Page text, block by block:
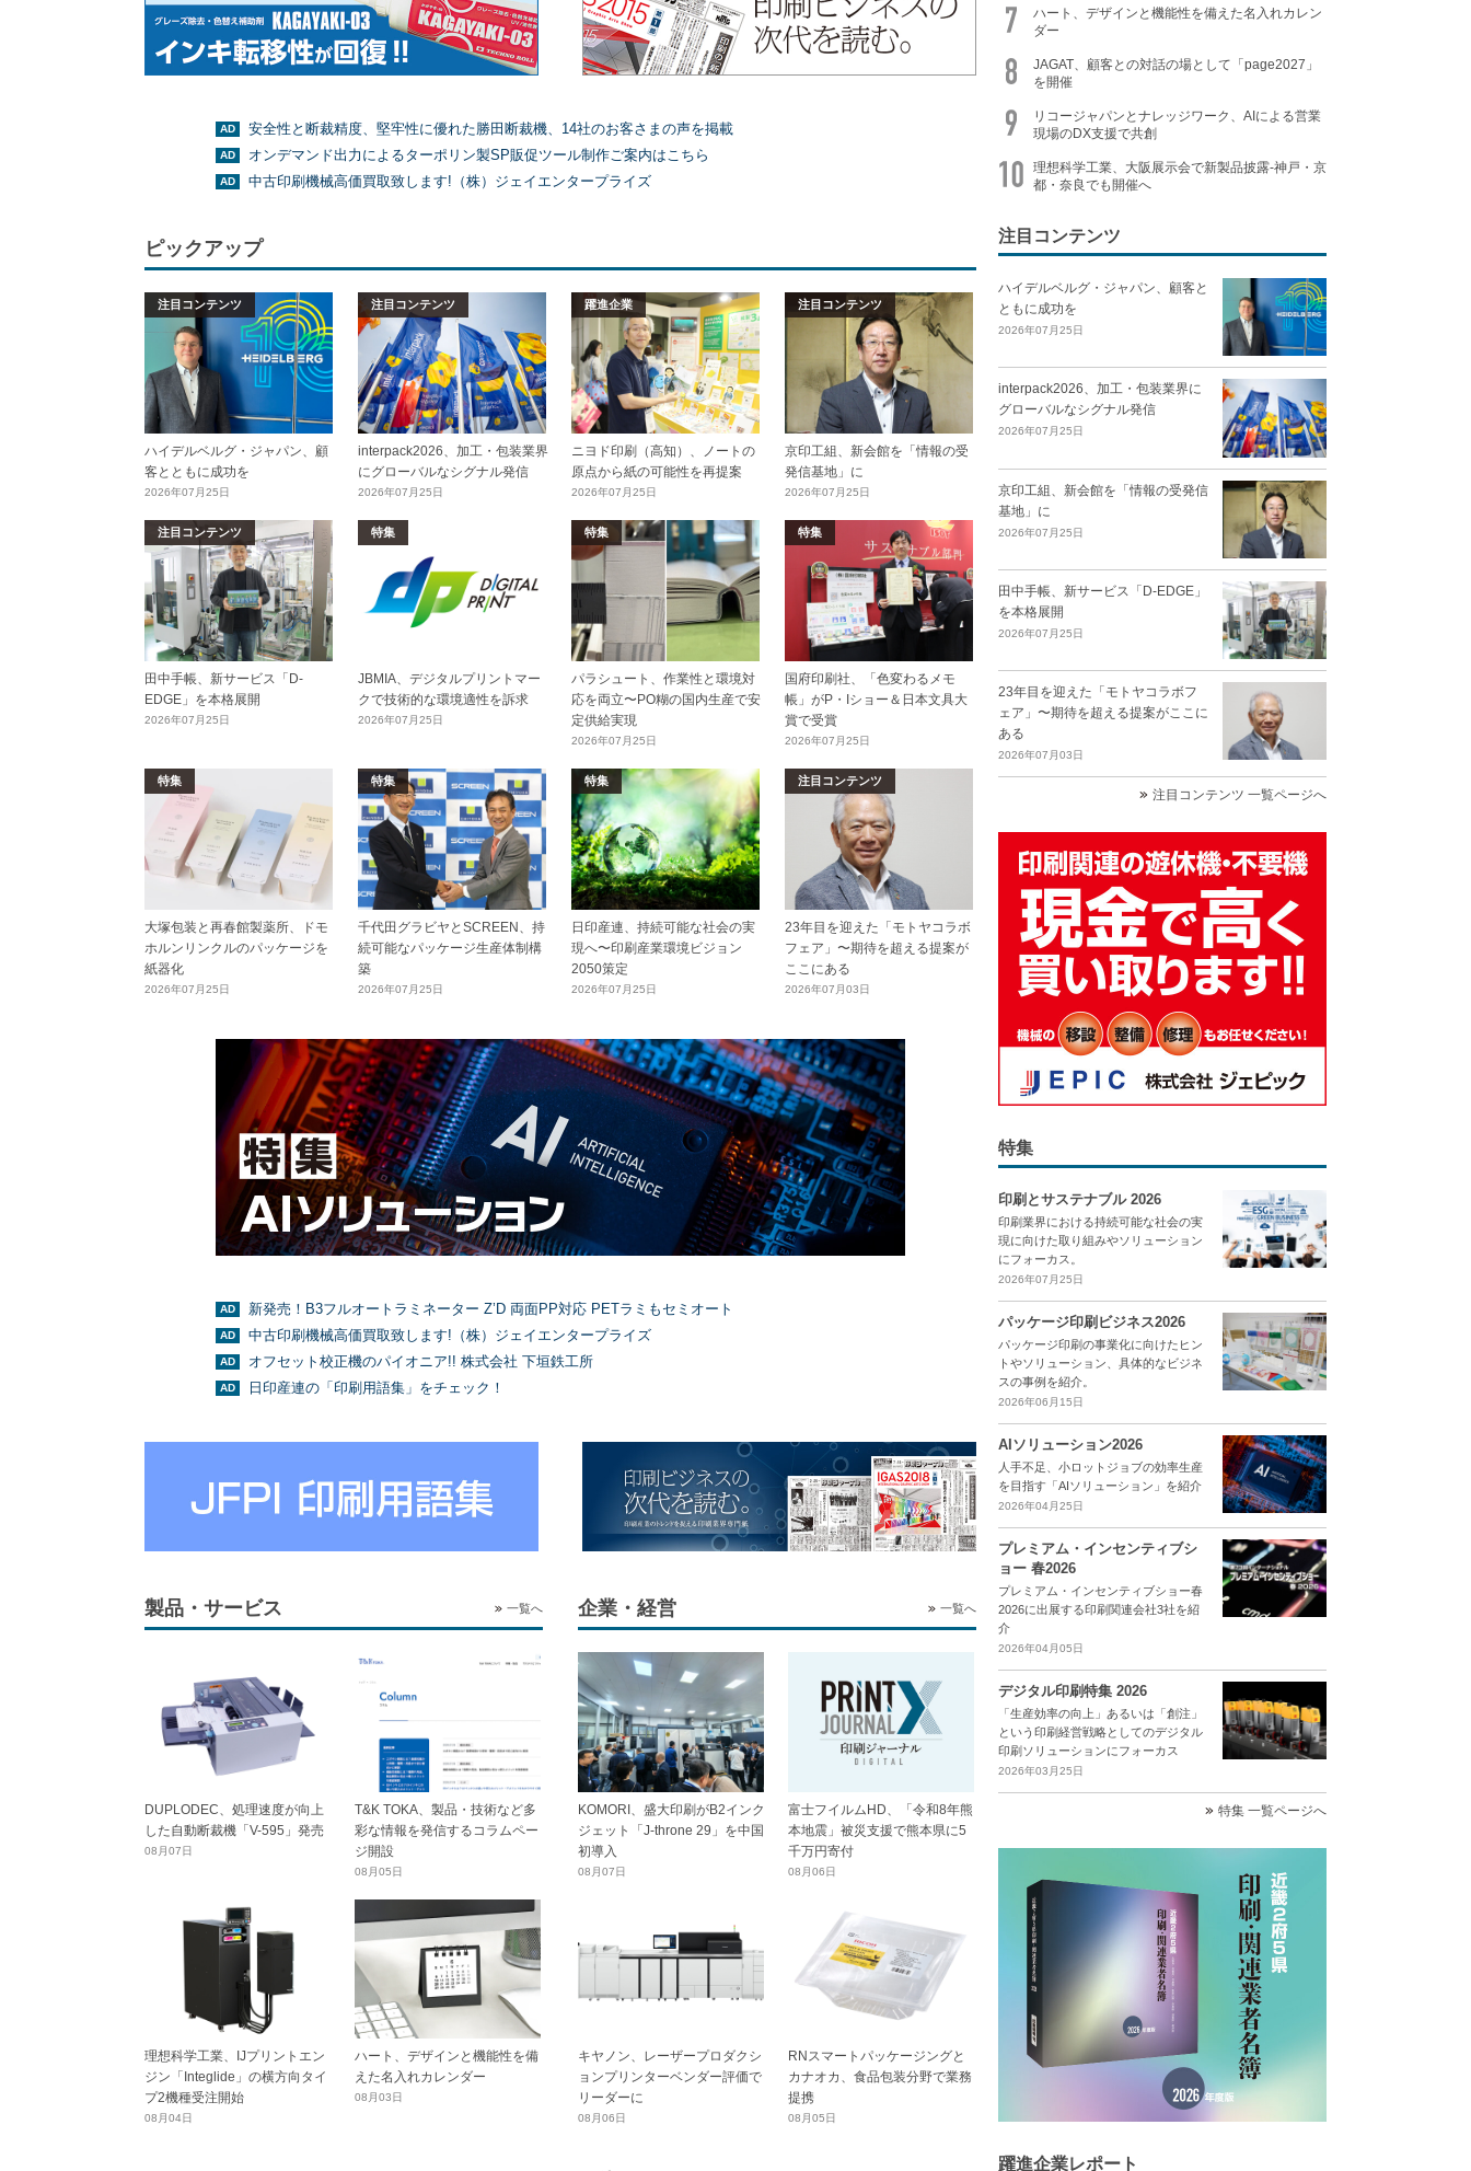
安全性と断裁精度、堅牢性に優れた勝田断裁機、14社のお客さまの声を掲載
オンデマンド出力によるターポリン製SP販促ツール制作ご案内はこちら
中古印刷機械高価買取致します!（株）ジェイエンタープライズ
ピックアップ
注目コンテンツ
ハイデルベルグ・ジャパン、顧
客とともに成功を
2026年07月25日
注目コンテンツ
interpack2026、加工・包装業界
にグローバルなシグナル発信
2026年07月25日
躍進企業
ニヨド印刷（高知）、ノートの
原点から紙の可能性を再提案
2026年07月25日
注目コンテンツ
京印工組、新会館を「情報の受
発信基地」に
2026年07月25日
注目コンテンツ
田中手帳、新サービス「D-
EDGE」を本格展開
2026年07月25日
特集
JBMIA、デジタルプリントマー
クで技術的な環境適性を訴求
2026年07月25日
特集
パラシュート、作業性と環境対
応を両立〜PO糊の国内生産で安
定供給実現
2026年07月25日
特集
国府印刷社、「色変わるメモ
帳」がP・Iショー＆日本文具大
賞で受賞
2026年07月25日
特集
大塚包装と再春館製薬所、ドモ
ホルンリンクルのパッケージを
紙器化
2026年07月25日
特集
千代田グラビヤとSCREEN、持
続可能なパッケージ生産体制構
築
2026年07月25日
特集
日印産連、持続可能な社会の実
現へ〜印刷産業環境ビジョン
2050策定
2026年07月25日
注目コンテンツ
23年目を迎えた「モトヤコラボ
フェア」〜期待を超える提案が
ここにある
2026年07月03日
新発売！B3フルオートラミネーター Z’D 両面PP対応 PETラミもセミオート
中古印刷機械高価買取致します!（株）ジェイエンタープライズ
オフセット校正機のパイオニア!! 株式会社 下垣鉄工所
日印産連の「印刷用語集」をチェック！
製品・サービス 一覧へ
DUPLODEC、処理速度が向上
した自動断裁機「V-595」発売
08月07日
T&K TOKA、製品・技術など多
彩な情報を発信するコラムペー
ジ開設
08月05日
理想科学工業、IJプリントエン
ジン「Integlide」の横方向タイ
プ2機種受注開始
08月04日
ハート、デザインと機能性を備
えた名入れカレンダー
08月03日
企業・経営 一覧へ
KOMORI、盛大印刷がB2インク
ジェット「J-throne 29」を中国
初導入
08月07日
富士フイルムHD、「令和8年熊
本地震」被災支援で熊本県に5
千万円寄付
08月06日
キヤノン、レーザープロダクシ
ョンプリンターベンダー評価で
リーダーに
08月06日
RNスマートパッケージングと
カナオカ、食品包装分野で業務
提携
08月05日
ハート、デザインと機能性を備えた名入れカレン
ダー
JAGAT、顧客との対話の場として「page2027」
を開催
リコージャパンとナレッジワーク、AIによる営業
現場のDX支援で共創
理想科学工業、大阪展示会で新製品披露-神戸・京
都・奈良でも開催へ
注目コンテンツ
ハイデルベルグ・ジャパン、顧客と
ともに成功を
2026年07月25日
interpack2026、加工・包装業界に
グローバルなシグナル発信
2026年07月25日
京印工組、新会館を「情報の受発信
基地」に
2026年07月25日
田中手帳、新サービス「D-EDGE」
を本格展開
2026年07月25日
23年目を迎えた「モトヤコラボフ
ェア」〜期待を超える提案がここに
ある
2026年07月03日
注目コンテンツ 一覧ページへ
特集
印刷とサステナブル 2026
印刷業界における持続可能な社会の実
現に向けた取り組みやソリューション
にフォーカス。
2026年07月25日
パッケージ印刷ビジネス2026
パッケージ印刷の事業化に向けたヒン
トやソリューション、具体的なビジネ
スの事例を紹介。
2026年06月15日
AIソリューション2026
人手不足、小ロットジョブの効率生産
を目指す「AIソリューション」を紹介
2026年04月25日
プレミアム・インセンティブシ
ョー 春2026
プレミアム・インセンティブショー春
2026に出展する印刷関連会社3社を紹
介
2026年04月05日
デジタル印刷特集 2026
「生産効率の向上」あるいは「創注」
という印刷経営戦略としてのデジタル
印刷ソリューションにフォーカス
2026年03月25日
特集 一覧ページへ
躍進企業レポート